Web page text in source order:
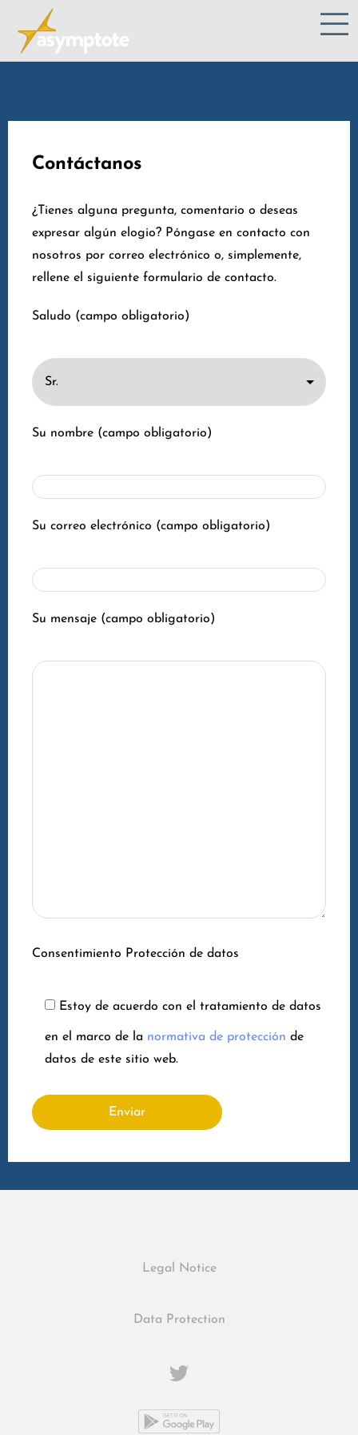
Contáctanos
¿Tienes alguna pregunta, comentario o deseas
expresar algún elogio? Póngase en contacto con
nosotros por correo electrónico o, simplemente,
rellene el siguiente formulario de contacto.
Saludo (campo obligatorio)
Su nombre (campo obligatorio)
Su correo electrónico (campo obligatorio)
Su mensaje (campo obligatorio)
Consentimiento Protección de datos
Estoy de acuerdo con el tratamiento de datos
en el marco de la normativa de protección de
datos de este sitio web.
Legal Notice
Data Protection